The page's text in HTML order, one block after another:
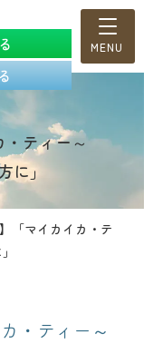
・ティー～
に」
「マイカイカ・テ
・ティー～